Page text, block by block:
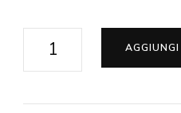
Eloise
Bambole
Sesso